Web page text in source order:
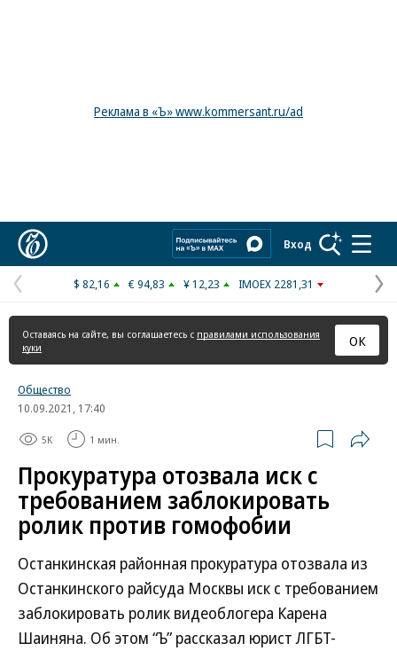
Реклама в «Ъ» www.kommersant.ru/ad
Вход
Предыдущая
страница
$ 82,16 € 94,83 ¥ 12,23 IMOEX 2281,31
Оставаясь на сайте, вы соглашаетесь с правилами использования
куки
ОК
Общество
10.09.2021, 17:40
5K 1 мин.
Прокуратура отозвала иск с
требованием заблокировать
ролик против гомофобии
Останкинская районная прокуратура отозвала из
Останкинского райсуда Москвы иск с требованием
заблокировать ролик видеоблогера Карена
Шаиняна. Об этом “Ъ” рассказал юрист ЛГБТ-